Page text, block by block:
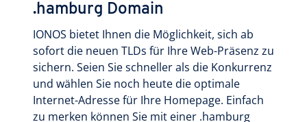
.hamburg Domain
IONOS bietet Ihnen die Möglichkeit, sich ab
sofort die neuen TLDs für Ihre Web-Präsenz zu
sichern. Seien Sie schneller als die Konkurrenz
und wählen Sie noch heute die optimale
Internet-Adresse für Ihre Homepage. Einfach
zu merken können Sie mit einer .hamburg